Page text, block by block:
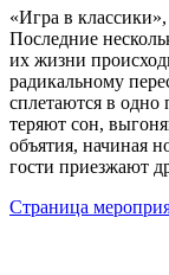
«Игра в
Последние
их жизни
радикальному
сплетаются в одно
теряют сон,
объятия, начиная
гости приезжают
Страница